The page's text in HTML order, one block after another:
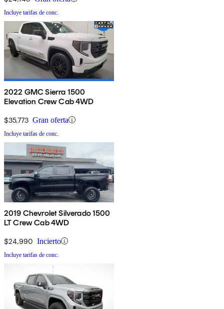
Incluye tarifas de conc.
2022 GMC Sierra 1500
Elevation Crew Cab 4WD
$35,773 Gran oferta
Incluye tarifas de conc.
2019 Chevrolet Silverado 1500
LT Crew Cab 4WD
$24,990 Incierto
Incluye tarifas de conc.